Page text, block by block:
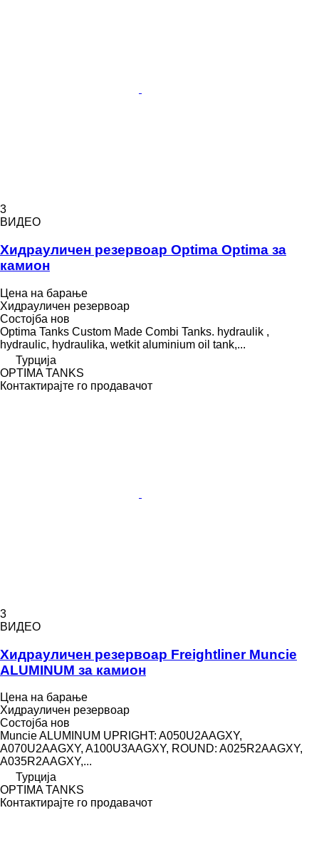
3
ВИДЕО
Хидрауличен резервоар Optima Optima за
камион
Цена на барање
Хидрауличен резервоар
Состојба нов
Optima Tanks Custom Made Combi Tanks. hydraulik ,
hydraulic, hydraulika, wetkit aluminium oil tank,...
Турција
OPTIMA TANKS
Контактирајте го продавачот
3
ВИДЕО
Хидрауличен резервоар Freightliner Muncie
ALUMINUM за камион
Цена на барање
Хидрауличен резервоар
Состојба нов
Muncie ALUMINUM UPRIGHT: A050U2AAGXY,
A070U2AAGXY, A100U3AAGXY, ROUND: A025R2AAGXY,
A035R2AAGXY,...
Турција
OPTIMA TANKS
Контактирајте го продавачот